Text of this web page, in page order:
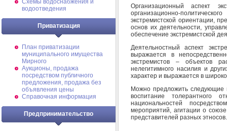
Схемы водоснабжения и
водоотведения
Приватизация
План приватизации
муниципального имущества
Мирного
Аукционы, продажа
посредством публичного
предложения, продажа без
объявления цены
Справочная информация
Предпринимательство
Организационный аспект
организационно-
экстремистской ориентации,
основ их деятельности,
обеспечение экстремистской
Деятельностный аспект
выражается в
экстремистов – объектов
нелегитимного насилия и
характер и выражается в
Можно предложить следующие
воспитание толерантного
национальностей
мероприятий, агитации о
представителей разных этносов.